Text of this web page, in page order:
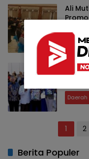
Ali
Ali
Daerah
1 2
Berita Populer